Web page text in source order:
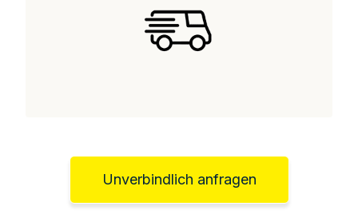
Unverbindlich anfragen